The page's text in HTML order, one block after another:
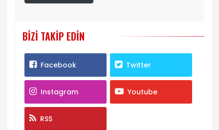
BIZI TAKIP EDIN
Facebook Twitter
Instagram Youtube
RSS